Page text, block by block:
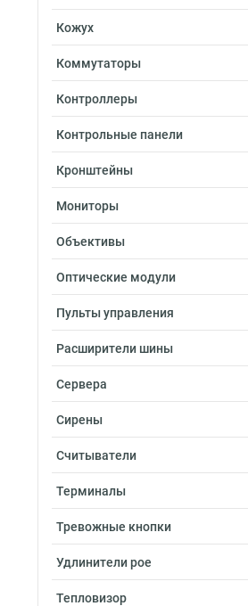
Кожух
Коммутаторы
Контроллеры
Контрольные панели
Кронштейны
Мониторы
Объективы
Оптические модули
Пульты управления
Расширители шины
Сервера
Сирены
Считыватели
Терминалы
Тревожные кнопки
Удлинители poe
Тепловизор